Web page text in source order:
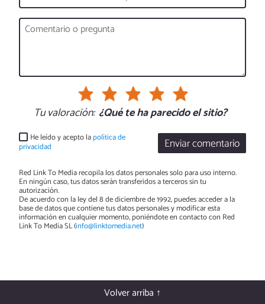
Tu valoración: ¿Qué te ha parecido el sitio?
Enviar comentario
He leído y acepto lapolítica de
privacidad
Red Link To Media recopila los datos personales solo para uso interno.
En ningún caso, tus datos serán transferidos a terceros sin tu
autorización.
De acuerdo con la ley del 8 de diciembre de 1992, puedes acceder a la
base de datos que contiene tus datos personales y modificar esta
información en cualquier momento, poniéndote en contacto con Red
Link To Media SL (info@linktomedia.net)
Volver arriba ↑